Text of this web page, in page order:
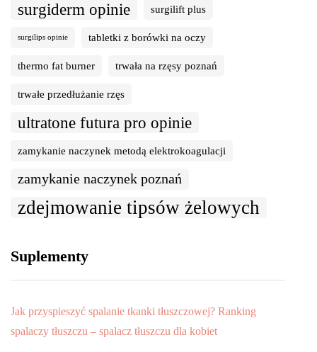
surgiderm opinie surgilift plus
surgilips opinie tabletki z borówki na oczy
thermo fat burner trwała na rzęsy poznań
trwałe przedłużanie rzęs
ultratone futura pro opinie
zamykanie naczynek metodą elektrokoagulacji
zamykanie naczynek poznań
zdejmowanie tipsów żelowych
Suplementy
Jak przyspieszyć spalanie tkanki tłuszczowej? Ranking
spalaczy tłuszczu – spalacz tłuszczu dla kobiet